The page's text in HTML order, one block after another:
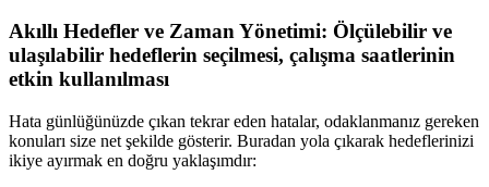
Akıllı Hedefler ve Zaman Yönetimi: Ölçülebilir ve
ulaşılabilir hedeflerin seçilmesi, çalışma saatlerinin
etkin kullanılması
Hata günlüğünüzde çıkan tekrar eden hatalar, odaklanmanız gereken
konuları size net şekilde gösterir. Buradan yola çıkarak hedeflerinizi
ikiye ayırmak en doğru yaklaşımdır: